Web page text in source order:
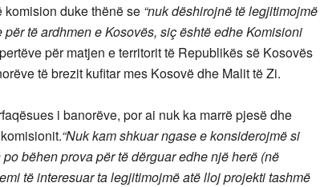
komision duke thënë se “nuk dëshirojnë të legjitimojmë
të ardhmen e Kosovës, siç është edhe Komisioni
për matjen e territorit të Republikës së Kosovës
të brezit kufitar mes Kosovë dhe Malit të Zi.
i banorëve, por ai nuk ka marrë pjesë dhe
“Nuk kam shkuar ngase e konsiderojmë si
bëhen prova për të dërguar edhe një herë (në
të interesuar ta legjitimojmë atë lloj projekti tashmë